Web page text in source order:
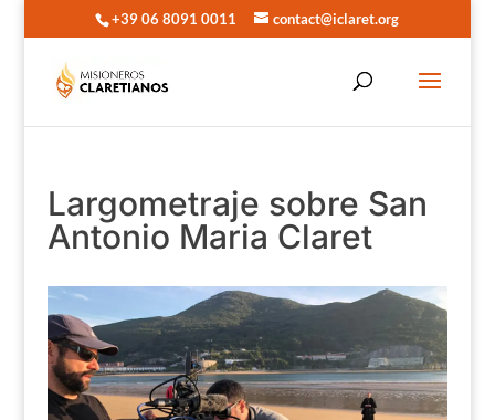
+39 06 8091 0011 contact@iclaret.org
Largometraje sobre San
Antonio Maria Claret